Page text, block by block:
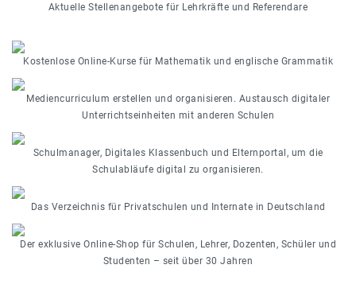
Aktuelle Stellenangebote für Lehrkräfte und Referendare
Kostenlose Online-Kurse für Mathematik und englische Grammatik
Mediencurriculum erstellen und organisieren. Austausch digitaler
Unterrichtseinheiten mit anderen Schulen
Schulmanager, Digitales Klassenbuch und Elternportal, um die
Schulabläufe digital zu organisieren.
Das Verzeichnis für Privatschulen und Internate in Deutschland
Der exklusive Online-Shop für Schulen, Lehrer, Dozenten, Schüler und
Studenten – seit über 30 Jahren